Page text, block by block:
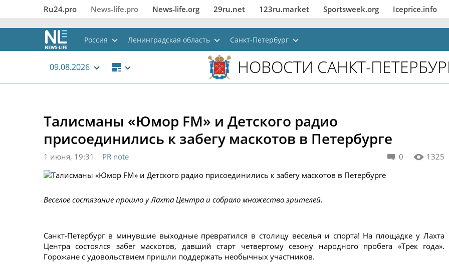
Ru24.pro News‑life.pro News‑life.org 29ru.net 123ru.market Sportsweek.org Iceprice.info
Россия Ленинградская область Санкт-Петербург
09.08.2026 НОВОСТИ САНКТ-
Талисманы «Юмор FM» и Детского радио
присоединились к забегу маскотов в Петербурге
0 1325
1 июня, 19:31 PR note
Веселое состязание прошло у Лахта Центра и собрало множество зрителей.
Санкт‑Петербург в минувшие выходные превратился в столицу веселья и спорта! На площадке у Лахта
Центра состоялся забег маскотов, давший старт четвертому сезону народного пробега «Трек года».
Горожане с удовольствием пришли поддержать необычных участников.